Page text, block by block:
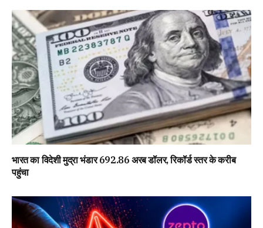
भारत का विदेशी मुद्रा भंडार 692.86 अरब डॉलर, रिकॉर्ड स्तर के करीब
पहुंचा